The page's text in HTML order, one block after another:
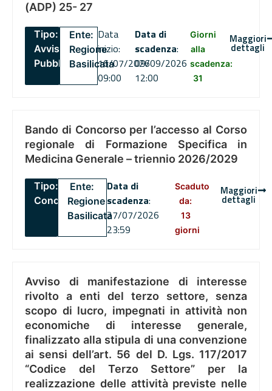
(ADP) 25- 27
Tipo:
Avviso
Pubblico
Ente:
Regione
Basilicata
Data
inizio:
16/07/2026
09:00
Data di
scadenza:
09/09/2026
12:00
Giorni
alla
scadenza:
31
Maggiori
dettagli
Bando di Concorso per l’accesso al Corso
regionale di Formazione Specifica in
Medicina Generale – triennio 2026/2029
Tipo:
Concorsi
Ente:
Regione
Basilicata
Data di
scadenza:
27/07/2026
23:59
Scaduto
da:
13
giorni
Maggiori
dettagli
Avviso di manifestazione di interesse
rivolto a enti del terzo settore, senza
scopo di lucro, impegnati in attività non
economiche di interesse generale,
finalizzato alla stipula di una convenzione
ai sensi dell’art. 56 del D. Lgs. 117/2017
“Codice del Terzo Settore” per la
realizzazione delle attività previste nelle